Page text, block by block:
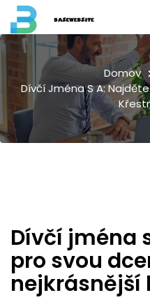
Domov
Dívčí Jména S A:
Dívčí jména
pro svou
nejkrásnější